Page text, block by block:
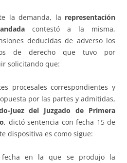
la demanda, la representación
contestó a la misma,
deducidas de adverso los
de derecho que tuvo por
solicitando que:
procesales correspondientes y
por las partes y admitidas,
Juez del Juzgado de Primera
, dictó sentencia con fecha 15 de
dispositiva es como sigue:
fecha en la que se produjo la